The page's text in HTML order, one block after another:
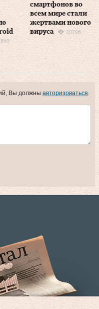
смартфонов во
всем мире стали
жертвами нового
вируса
30796
Вы должны авторизоваться.